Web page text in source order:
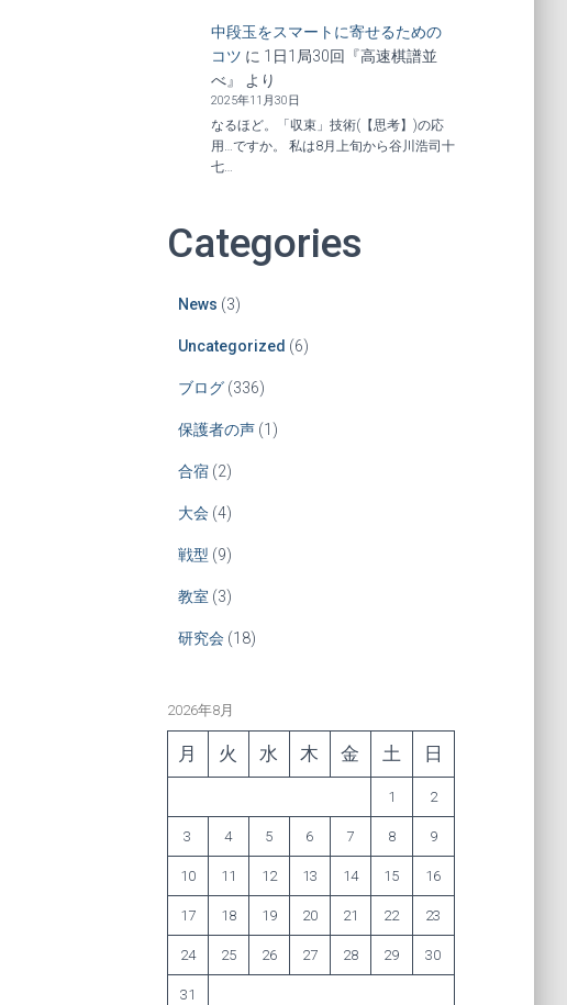
中段玉をスマートに寄せるための
コツ に 1日1局30回『高速棋譜並
べ』
より
2025年11月30日
なるほど。「収束」技術(【思考】)の応
用…ですか。 私は8月上旬から谷川浩司十
七…
Categories
News (3)
Uncategorized (6)
ブログ(336)
保護者の声(1)
合宿(2)
大会(4)
戦型 (9)
教室 (3)
研究会(18)
2026年8月
月 火 水 木 金 土 日
1 2
3 4 5 6 7 8 9
10 11 12 13 14 15 16
17 18 19 20 21 22 23
24 25 26 27 28 29 30
31